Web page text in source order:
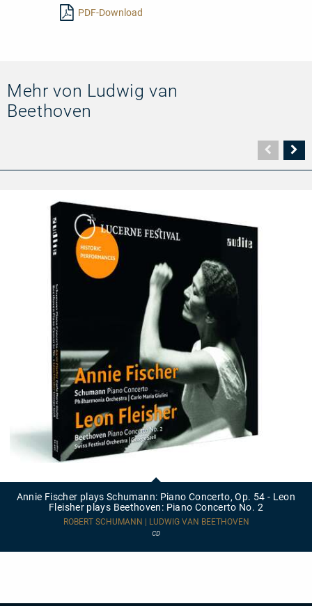
PDF-Download
Mehr von Ludwig van
Beethoven
Seite
Schumann:
-
Piano
Annie Fischer plays Schumann: Piano Concerto, Op. 54 - Leon
Fleisher plays Beethoven: Piano Concerto No. 2
ROBERT SCHUMANN | LUDWIG VAN BEETHOVEN
CD